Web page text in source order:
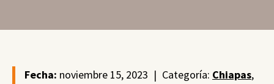
Fecha: noviembre 15, 2023 | Categoría: Chiapas,